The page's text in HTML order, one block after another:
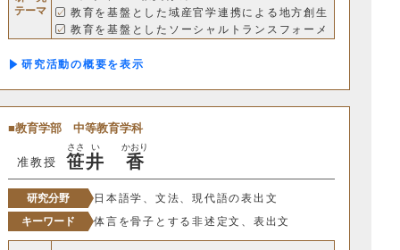
テーマ
教育を基盤とした域産官学連携による地方創生
教育を基盤としたソーシャルトランスフォーメ
ーション など
研究活動の概要
教育学部 中等教育学科
准教授 笹
ささ
井
い
香
かおり
研究分野
日本語学、文法、現代語の表出文
キーワード
体言を骨子とする非述定文、表出文
化学科